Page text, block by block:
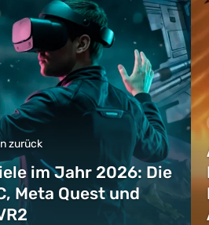
zurück
im Jahr 2026: Die
Meta Quest und